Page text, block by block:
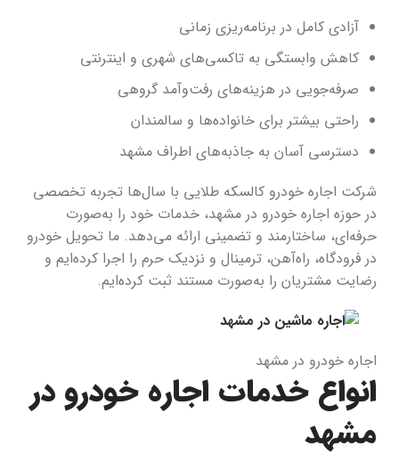
آزادی کامل در برنامه‌ریزی زمانی
کاهش وابستگی به تاکسی‌های شهری و اینترنتی
صرفه‌جویی در هزینه‌های رفت‌وآمد گروهی
راحتی بیشتر برای خانواده‌ها و سالمندان
دسترسی آسان به جاذبه‌های اطراف مشهد
شرکت اجاره خودرو کالسکه طلایی با سال‌ها تجربه تخصصی
در حوزه اجاره خودرو در مشهد، خدمات خود را به‌صورت
حرفه‌ای، ساختارمند و تضمینی ارائه می‌دهد. ما تحویل خودرو
در فرودگاه، راه‌آهن، ترمینال و نزدیک حرم را اجرا کرده‌ایم و
رضایت مشتریان را به‌صورت مستند ثبت کرده‌ایم.
اجاره خودرو در مشهد
انواع خدمات اجاره خودرو در
مشهد